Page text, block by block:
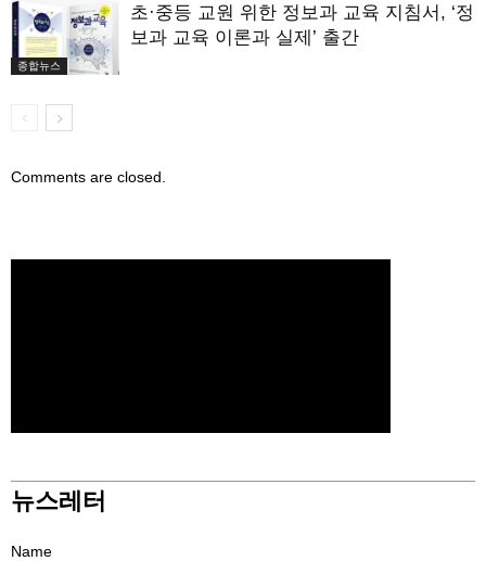
종합뉴스
초·중등 교원 위한 정보과 교육 지침서, ‘정
보과 교육 이론과 실제’ 출간
Comments are closed.
뉴스레터
Name